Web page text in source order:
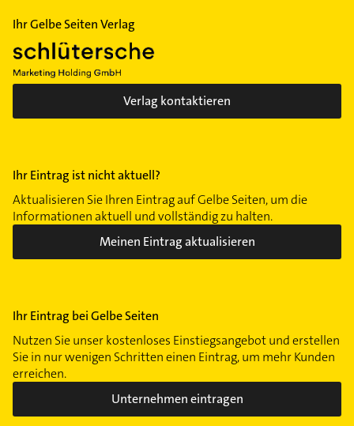
Schwachhausen
Steintor
Tenever
Utbremen
Woltmershausen
Ihr Gelbe Seiten Verlag
Verlag kontaktieren
Ihr Eintrag ist nicht aktuell?
Aktualisieren Sie Ihren Eintrag auf Gelbe Seiten, um die
Informationen aktuell und vollständig zu halten.
Meinen Eintrag aktualisieren
Ihr Eintrag bei Gelbe Seiten
Nutzen Sie unser kostenloses Einstiegsangebot und erstellen
Sie in nur wenigen Schritten einen Eintrag, um mehr Kunden
erreichen.
Unternehmen eintragen